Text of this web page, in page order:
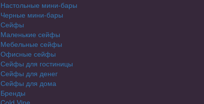
Настольные мини-бары
Черные мини-бары
Сейфы
Маленькие сейфы
Мебельные сейфы
Офисные сейфы
Сейфы для гостиницы
Сейфы для денег
Сейфы для дома
Бренды